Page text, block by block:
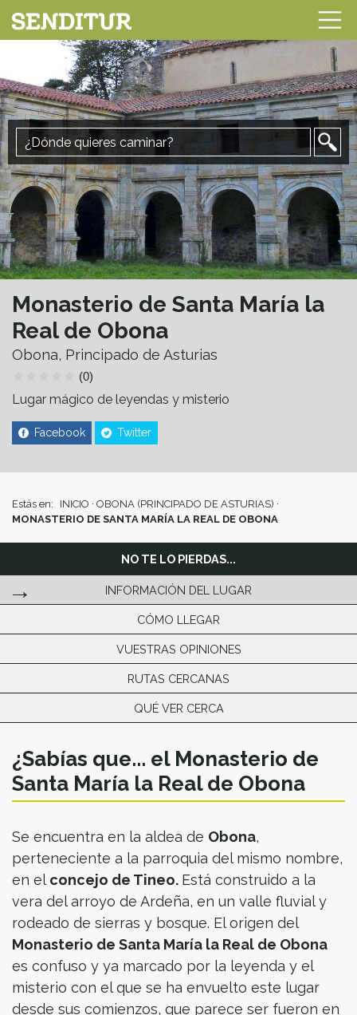
Monasterio de Santa María la
Real de Obona
Obona, Principado de Asturias
(0)
Lugar mágico de leyendas y misterio
Facebook Twitter
Estás en: INICIO · OBONA (PRINCIPADO DE ASTURIAS) ·
MONASTERIO DE SANTA MARÍA LA REAL DE OBONA
NO TE LO PIERDAS...
INFORMACIÓN DEL LUGAR
CÓMO LLEGAR
VUESTRAS OPINIONES
RUTAS CERCANAS
QUÉ VER CERCA
¿Sabías que... el Monasterio de
Santa María la Real de Obona
Se encuentra en la aldea de Obona,
perteneciente a la parroquia del mismo nombre,
en el concejo de Tineo. Está construido a la
vera del arroyo de Ardeña, en un valle fluvial y
rodeado de sierras y bosque. El origen del
Monasterio de Santa María la Real de Obona
es confuso y ya marcado por la leyenda y el
misterio con el que se ha envuelto este lugar
desde sus comienzos, que parece ser fueron en